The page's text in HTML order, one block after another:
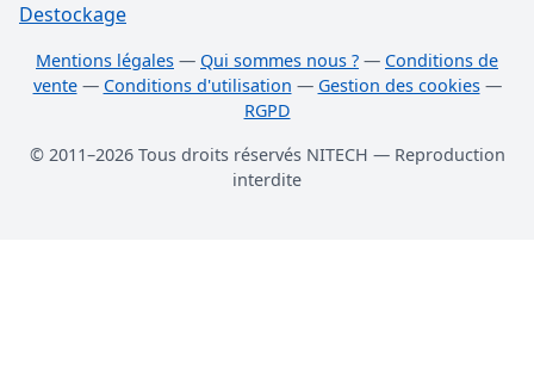
Destockage
Mentions légales — Qui sommes nous ? — Conditions de
vente— Conditions d'utilisation — Gestion des cookies—
RGPD
© 2011–2026 Tous droits réservés NITECH — Reproduction
interdite